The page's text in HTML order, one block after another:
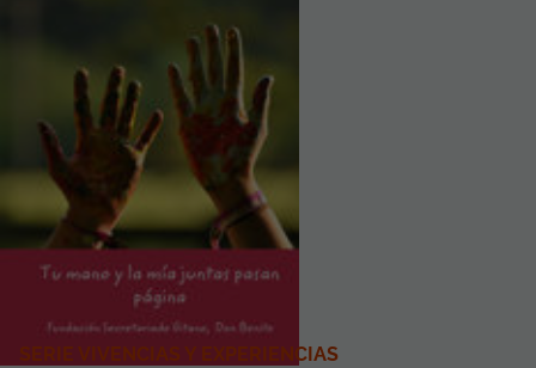
SERIE VIVENCIAS Y EXPERIENCIAS